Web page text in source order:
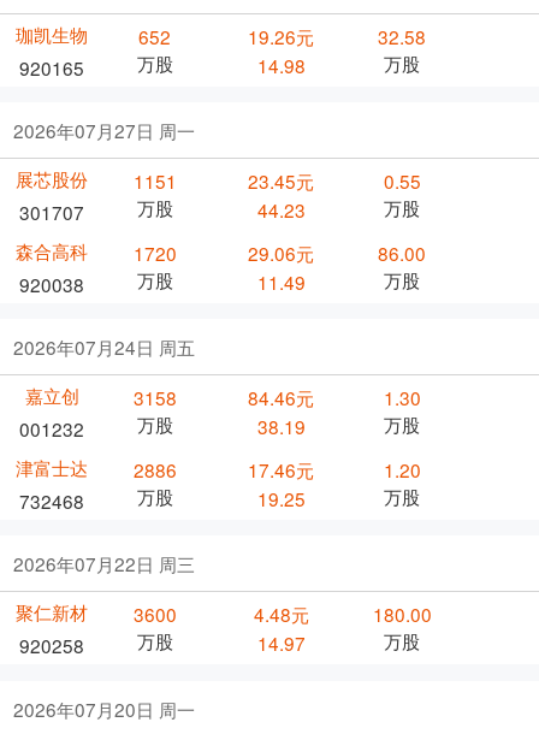
珈凯生物
920165
652
万股
19.26元
14.98
32.58
万股
2026年07月27日 周一
展芯股份
301707
1151
万股
23.45元
44.23
0.55
万股
森合高科
920038
1720
万股
29.06元
11.49
86.00
万股
2026年07月24日 周五
嘉立创
001232
3158
万股
84.46元
38.19
1.30
万股
津富士达
732468
2886
万股
17.46元
19.25
1.20
万股
2026年07月22日 周三
聚仁新材
920258
3600
万股
4.48元
14.97
180.00
万股
2026年07月20日 周一